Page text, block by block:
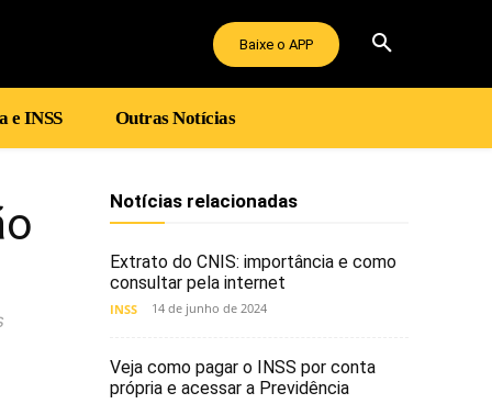
Baixe o APP
e INSS Outras Notícias
Notícias relacionadas
Extrato do CNIS: importância e como
consultar pela internet
INSS 14 de junho de 2024
Veja como pagar o INSS por conta
própria e acessar a Previdência